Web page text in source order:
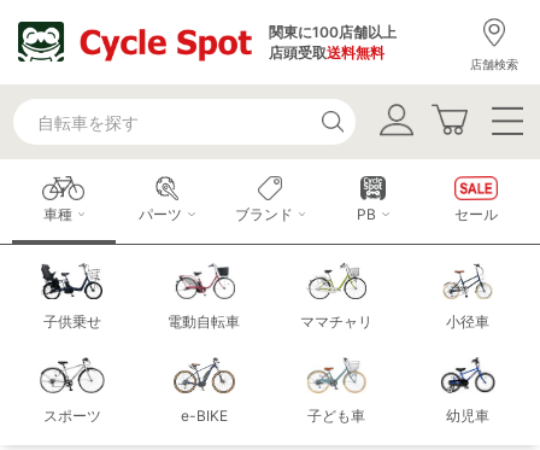
関東に100店舗以上
店頭受取送料無料
店舗検索
車種
子供乗せ 電動自転車 ママチャリ 小径車
スポーツ e-BIKE 子ども車 幼児車
パーツ ブランド PB セール